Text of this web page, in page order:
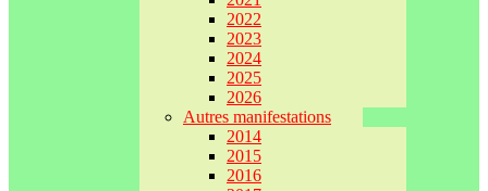
2022
2023
2024
2025
2026
Autres manifestations
2014
2015
2016